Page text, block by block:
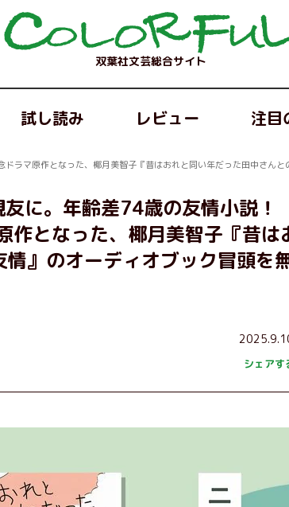
双葉社文芸総合サイト
試し読み レビュー 注目
マ原作となった、椰月美智子『昔はおれと同い年だった田中さんと
に。年齢差74歳の友情小説！
作となった、椰月美智子『昔は
』のオーディオブック冒頭を
シェアす